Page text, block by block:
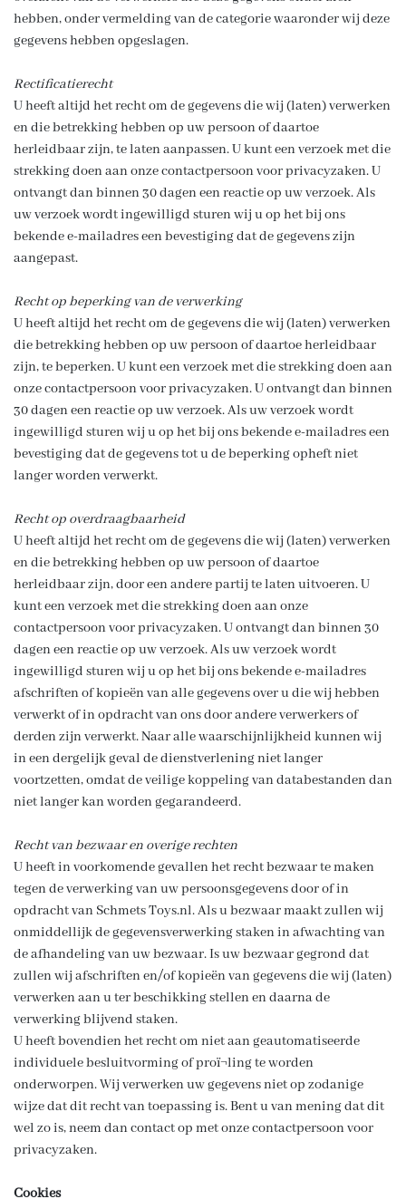
hebben, onder vermelding van de categorie waaronder wij deze
gegevens hebben opgeslagen.
Rectificatierecht
U heeft altijd het recht om de gegevens die wij (laten) verwerken
en die betrekking hebben op uw persoon of daartoe
herleidbaar zijn, te laten aanpassen. U kunt een verzoek met die
strekking doen aan onze contactpersoon voor privacyzaken. U
ontvangt dan binnen 30 dagen een reactie op uw verzoek. Als
uw verzoek wordt ingewilligd sturen wij u op het bij ons
bekende e-mailadres een bevestiging dat de gegevens zijn
aangepast.
Recht op beperking van de verwerking
U heeft altijd het recht om de gegevens die wij (laten) verwerken
die betrekking hebben op uw persoon of daartoe herleidbaar
zijn, te beperken. U kunt een verzoek met die strekking doen aan
onze contactpersoon voor privacyzaken. U ontvangt dan binnen
30 dagen een reactie op uw verzoek. Als uw verzoek wordt
ingewilligd sturen wij u op het bij ons bekende e-mailadres een
bevestiging dat de gegevens tot u de beperking opheft niet
langer worden verwerkt.
Recht op overdraagbaarheid
U heeft altijd het recht om de gegevens die wij (laten) verwerken
en die betrekking hebben op uw persoon of daartoe
herleidbaar zijn, door een andere partij te laten uitvoeren. U
kunt een verzoek met die strekking doen aan onze
contactpersoon voor privacyzaken. U ontvangt dan binnen 30
dagen een reactie op uw verzoek. Als uw verzoek wordt
ingewilligd sturen wij u op het bij ons bekende e-mailadres
afschriften of kopieën van alle gegevens over u die wij hebben
verwerkt of in opdracht van ons door andere verwerkers of
derden zijn verwerkt. Naar alle waarschijnlijkheid kunnen wij
in een dergelijk geval de dienstverlening niet langer
voortzetten, omdat de veilige koppeling van databestanden dan
niet langer kan worden gegarandeerd.
Recht van bezwaar en overige rechten
U heeft in voorkomende gevallen het recht bezwaar te maken
tegen de verwerking van uw persoonsgegevens door of in
opdracht van Schmets Toys.nl. Als u bezwaar maakt zullen wij
onmiddellijk de gegevensverwerking staken in afwachting van
de afhandeling van uw bezwaar. Is uw bezwaar gegrond dat
zullen wij afschriften en/of kopieën van gegevens die wij (laten)
verwerken aan u ter beschikking stellen en daarna de
verwerking blijvend staken.
U heeft bovendien het recht om niet aan geautomatiseerde
individuele besluitvorming of proï¬ling te worden
onderworpen. Wij verwerken uw gegevens niet op zodanige
wijze dat dit recht van toepassing is. Bent u van mening dat dit
wel zo is, neem dan contact op met onze contactpersoon voor
privacyzaken.
Cookies